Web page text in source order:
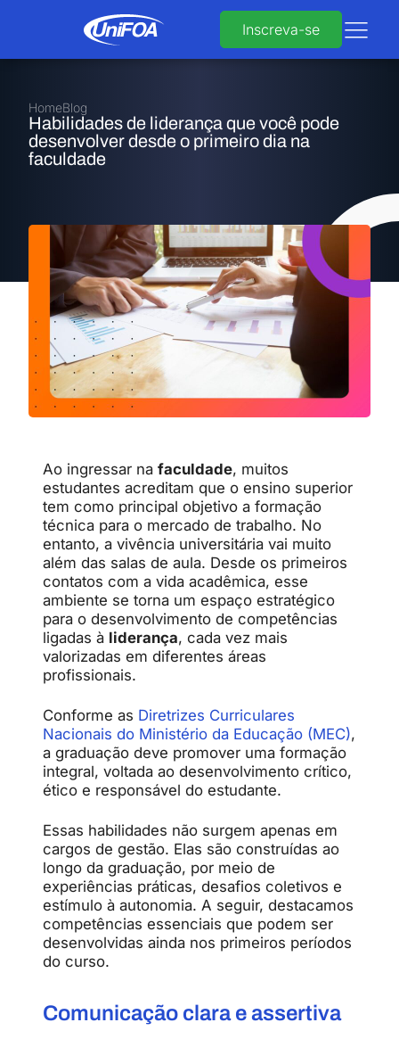
Inscreva-se
HomeBlog
Habilidades de liderança que você pode
desenvolver desde o primeiro dia na
faculdade
Ao ingressar na faculdade, muitos
estudantes acreditam que o ensino superior
tem como principal objetivo a formação
técnica para o mercado de trabalho. No
entanto, a vivência universitária vai muito
além das salas de aula. Desde os primeiros
contatos com a vida acadêmica, esse
ambiente se torna um espaço estratégico
para o desenvolvimento de competências
ligadas à liderança, cada vez mais
valorizadas em diferentes áreas
profissionais.
Conforme as Diretrizes Curriculares
Nacionais do Ministério da Educação (MEC),
a graduação deve promover uma formação
integral, voltada ao desenvolvimento crítico,
ético e responsável do estudante.
Essas habilidades não surgem apenas em
cargos de gestão. Elas são construídas ao
longo da graduação, por meio de
experiências práticas, desafios coletivos e
estímulo à autonomia. A seguir, destacamos
competências essenciais que podem ser
desenvolvidas ainda nos primeiros períodos
do curso.
Comunicação clara e assertiva